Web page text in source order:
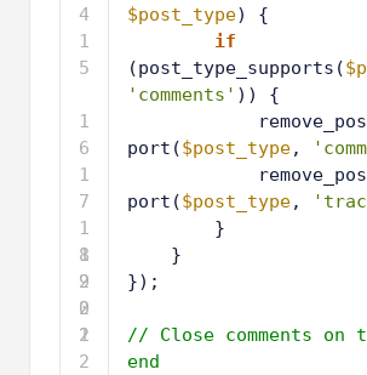
4
1
5
1
6
1
7
1
8
1
9
2
0
2
1
2
2
$post_type) {
if
(post_type_supports(
'comments' )) {
port($post_type,
port($post_type,
}
}
});
// Close comments on
end